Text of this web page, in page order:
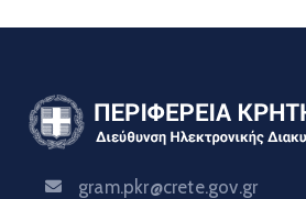
gram.pkr@crete.gov.gr